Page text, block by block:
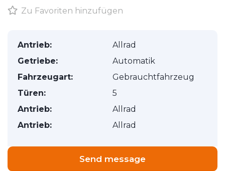
Zu Favoriten hinzufügen
Antrieb:
Allrad
Getriebe:
Automatik
Fahrzeugart:
Gebrauchtfahrzeug
Türen:
5
Antrieb:
Allrad
Antrieb:
Allrad
Send message